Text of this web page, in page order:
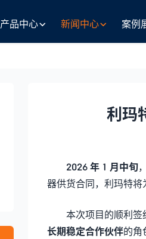
产品中心 新闻中心 案例
利玛
2026 年 1 月中旬
器供货合同，利玛特将
本次项目的顺利签
长期稳定合作伙伴的角